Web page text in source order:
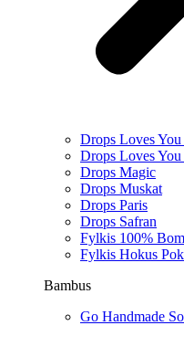
Drops Loves You
Drops Loves You
Drops Magic
Drops Muskat
Drops Paris
Drops Safran
Fylkis 100%
Fylkis Hokus
Bambus
Go Handmade